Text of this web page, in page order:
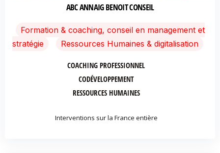
ABC ANNAIG BENOIT CONSEIL
Formation & coaching, conseil en management et
stratégie
Ressources Humaines & digitalisation
COACHING PROFESSIONNEL
CODÉVELOPPEMENT
RESSOURCES HUMAINES
Interventions sur la France entière